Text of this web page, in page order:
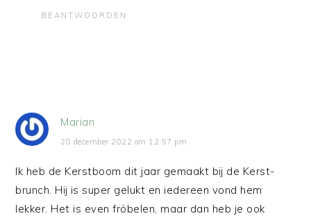
BEANTWOORDEN
Marian
28 december 2022 om 12:57 pm
Ik heb de Kerstboom dit jaar gemaakt bij de Kerst-
brunch. Hij is super gelukt en iedereen vond hem
lekker. Het is even fröbelen, maar dan heb je ook